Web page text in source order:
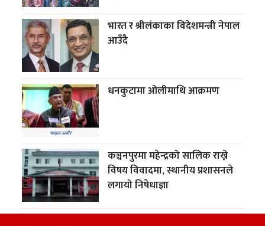
भारत र श्रीलंकाका विदेशमन्त्री नेपाल
आउँदै
धनकुटामा ओलीमाथि आक्रमण
कञ्चनपुरमा महेन्द्रको सालिक राख्ने
विषय विवादमा, स्थानीय प्रशासनले
लगायो निषेधाज्ञा